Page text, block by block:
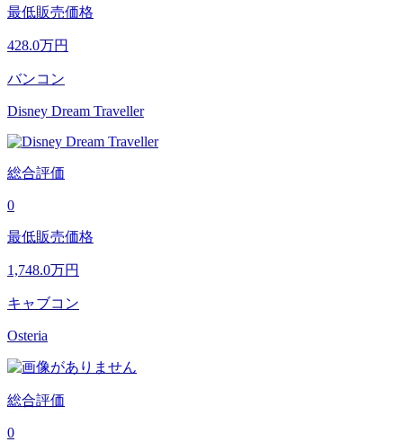
最低販売価格
428.0万円
バンコン
Disney Dream Traveller
総合評価
0
最低販売価格
1,748.0万円
キャブコン
Osteria
総合評価
0